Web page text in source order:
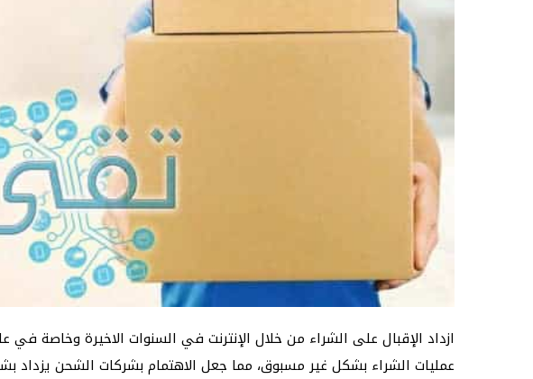
عمليات الشراء بشكل غير مسبوق، مما جعل الاهتمام بشركات الشحن يزداد